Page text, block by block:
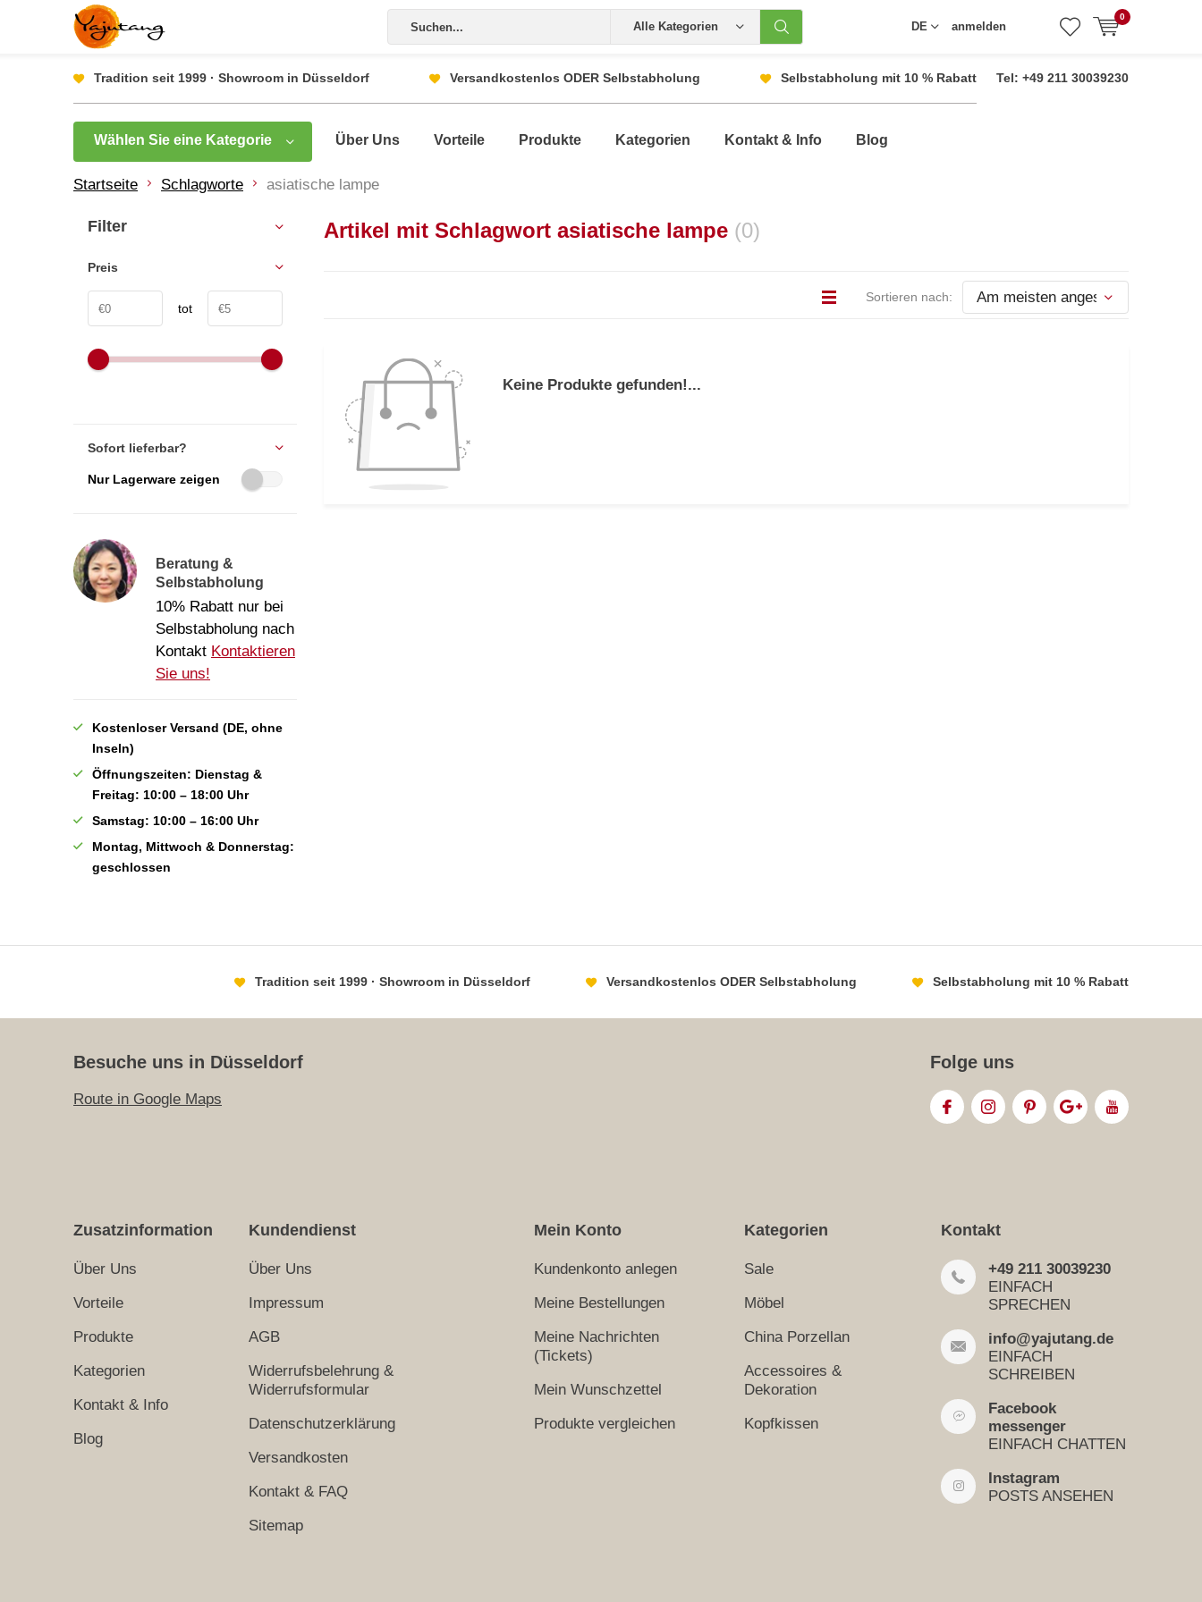
Alle Kategorien DE anmelden
0
Tradition seit 1999 · Showroom in Düsseldorf Versandkostenlos ODER Selbstabholung Selbstabholung mit 10 % Rabatt Tel: +49 211 30039230
Wählen Sie eine Kategorie Über Uns Vorteile Produkte Kategorien Kontakt & Info Blog
Startseite Schlagworte asiatische lampe
Artikel mit Schlagwort asiatische lampe (0)
Sortieren nach:
Keine Produkte gefunden!...
Filter
Preis
tot
Sofort lieferbar?
Nur Lagerware zeigen
Beratung &
Selbstabholung
10% Rabatt nur bei
Selbstabholung nach
Kontakt Kontaktieren
Sie uns!
Kostenloser Versand (DE, ohne
Inseln)
Öffnungszeiten: Dienstag &
Freitag: 10:00 – 18:00 Uhr
Samstag: 10:00 – 16:00 Uhr
Montag, Mittwoch & Donnerstag:
geschlossen
Tradition seit 1999 · Showroom in Düsseldorf Versandkostenlos ODER Selbstabholung Selbstabholung mit 10 % Rabatt
Besuche uns in Düsseldorf
Route in Google Maps
Folge uns
Zusatzinformation
Über Uns
Vorteile
Produkte
Kategorien
Kontakt & Info
Blog
Kundendienst
Über Uns
Impressum
AGB
Widerrufsbelehrung &
Widerrufsformular
Datenschutzerklärung
Versandkosten
Kontakt & FAQ
Sitemap
Mein Konto
Kundenkonto anlegen
Meine Bestellungen
Meine Nachrichten
(Tickets)
Mein Wunschzettel
Produkte vergleichen
Kategorien
Sale
Möbel
China Porzellan
Accessoires &
Dekoration
Kopfkissen
Kontakt
+49 211 30039230
EINFACH
SPRECHEN
info@yajutang.de
EINFACH
SCHREIBEN
Facebook
messenger
EINFACH CHATTEN
Instagram
POSTS ANSEHEN